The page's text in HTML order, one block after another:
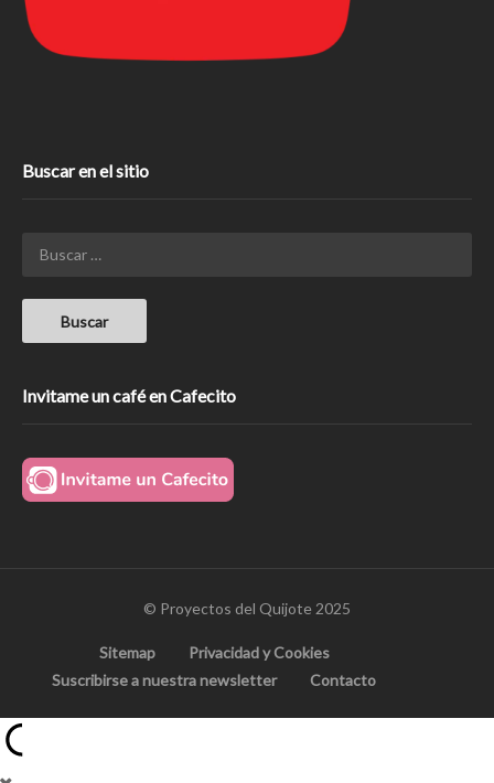
Buscar en el sitio
Invitame un café en Cafecito
© Proyectos del Quijote 2025
Sitemap
Privacidad y Cookies
Suscribirse a nuestra newsletter
Contacto